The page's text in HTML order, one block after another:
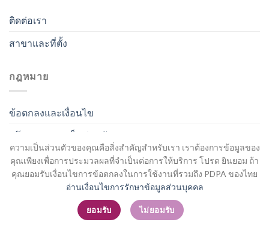
ความเป็นส่วนตัวของคุณคือสิ่งสำคัญสำหรับเรา เราต้องการข้อมูลของ
คุณเพียงเพื่อการประมวลผลที่จำเป็นต่อการให้บริการ โปรด ยินยอม ถ้า
คุณยอมรับเงื่อนไขการข้อตกลงในการใช้งานที่รวมถึง PDPA ของไทย
อ่านเงื่อนไขการรักษาข้อมูลส่วนบุคคล
ยอมรับ ไม่ยอมรับ
ติดต่อเรา
สาขาและที่ตั้ง
กฎหมาย
ข้อตกลงและเงื่อนไข
นโยบายความเป็นส่วนตัว
สมัครสมาชิก / เข้าสู่ระบบ
Copyright 2026 ©Flatsome Theme